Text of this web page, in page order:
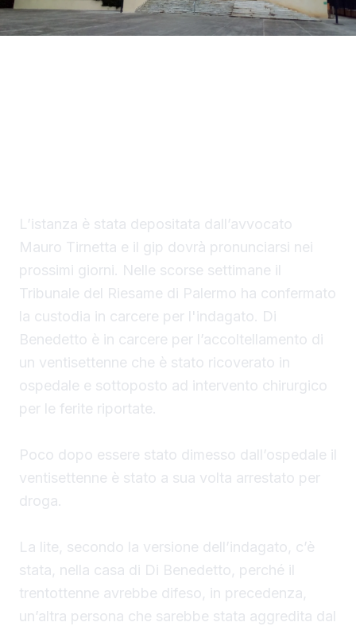
L’istanza è stata depositata dall’avvocato
Mauro Tirnetta e il gip dovrà pronunciarsi nei
prossimi giorni. Nelle scorse settimane il
Tribunale del Riesame di Palermo ha confermato
la custodia in carcere per l'indagato. Di
Benedetto è in carcere per l’accoltellamento di
un ventisettenne che è stato ricoverato in
ospedale e sottoposto ad intervento chirurgico
per le ferite riportate.
Poco dopo essere stato dimesso dall’ospedale il
ventisettenne è stato a sua volta arrestato per
droga.
La lite, secondo la versione dell’indagato, c’è
stata, nella casa di Di Benedetto, perché il
trentottenne avrebbe difeso, in precedenza,
un’altra persona che sarebbe stata aggredita dal